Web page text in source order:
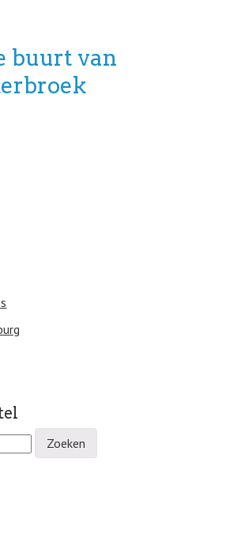
buurt van